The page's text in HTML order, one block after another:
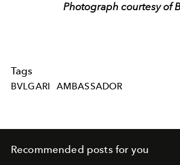
Photograph courtesy of
Tags
BVLGARI AMBASSADOR
Recommended posts for you